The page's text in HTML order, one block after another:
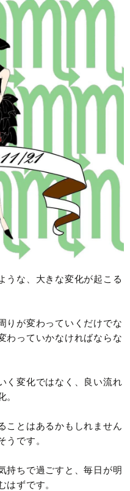
うな、大きな変化が起こる
りが変わっていくだけでな
わっていかなければならな
く変化ではなく、良い流れ
。
ことはあるかもしれません
うです。
持ちで過ごすと、毎日が明
はずです。